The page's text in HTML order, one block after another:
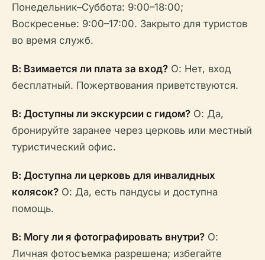
Понедельник–Суббота: 9:00–18:00;
Воскресенье: 9:00–17:00. Закрыто для туристов
во время служб.
В: Взимается ли плата за вход? О: Нет, вход
бесплатный. Пожертвования приветствуются.
В: Доступны ли экскурсии с гидом? О: Да,
бронируйте заранее через церковь или местный
туристический офис.
В: Доступна ли церковь для инвалидных
колясок? О: Да, есть пандусы и доступна
помощь.
В: Могу ли я фотографировать внутри? О:
Личная фотосъемка разрешена; избегайте